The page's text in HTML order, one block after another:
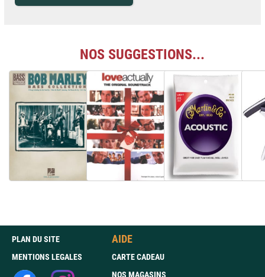
NOS SUGGESTIONS...
PLAN DU SITE
MENTIONS LEGALES
AIDE
CARTE CADEAU
NOS MAGASINS